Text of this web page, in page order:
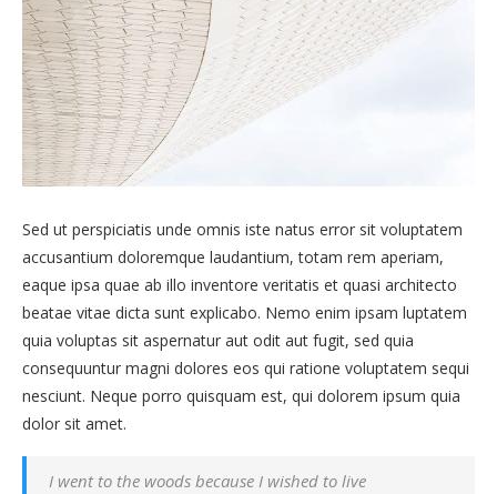
Sed ut perspiciatis unde omnis iste natus error sit voluptatem
accusantium doloremque laudantium, totam rem aperiam,
eaque ipsa quae ab illo inventore veritatis et quasi architecto
beatae vitae dicta sunt explicabo. Nemo enim ipsam luptatem
quia voluptas sit aspernatur aut odit aut fugit, sed quia
consequuntur magni dolores eos qui ratione voluptatem sequi
nesciunt. Neque porro quisquam est, qui dolorem ipsum quia
dolor sit amet.
I went to the woods because I wished to live